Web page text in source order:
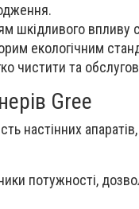
шкідливого впливу
екологічним
чистити та
Gree
настінних
потужності,